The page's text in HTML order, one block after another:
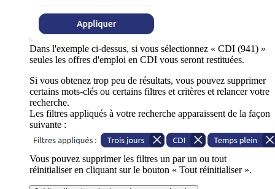
Dans l'exemple ci-dessus, si vous sélectionnez « CDI (941) »
seules les offres d'emploi en CDI vous seront restituées.
Si vous obtenez trop peu de résultats, vous pouvez supprimer
certains mots-clés ou certains filtres et critères et relancer votre
recherche.
Les filtres appliqués à votre recherche apparaissent de la façon
suivante :
Vous pouvez supprimer les filtres un par un ou tout
réinitialiser en cliquant sur le bouton « Tout réinitialiser ».